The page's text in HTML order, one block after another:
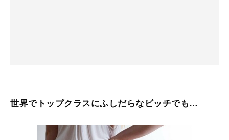
世界でトップクラスにふしだらなビッチでも…